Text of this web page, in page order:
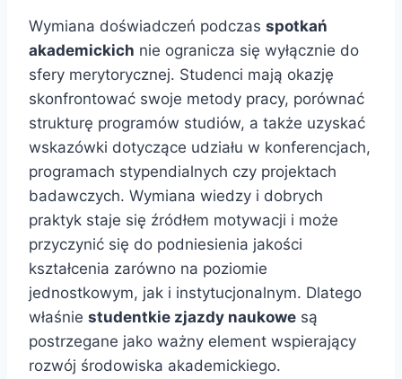
Wymiana doświadczeń podczas spotkań
akademickich nie ogranicza się wyłącznie do
sfery merytorycznej. Studenci mają okazję
skonfrontować swoje metody pracy, porównać
strukturę programów studiów, a także uzyskać
wskazówki dotyczące udziału w konferencjach,
programach stypendialnych czy projektach
badawczych. Wymiana wiedzy i dobrych
praktyk staje się źródłem motywacji i może
przyczynić się do podniesienia jakości
kształcenia zarówno na poziomie
jednostkowym, jak i instytucjonalnym. Dlatego
właśnie studentkie zjazdy naukowe są
postrzegane jako ważny element wspierający
rozwój środowiska akademickiego.